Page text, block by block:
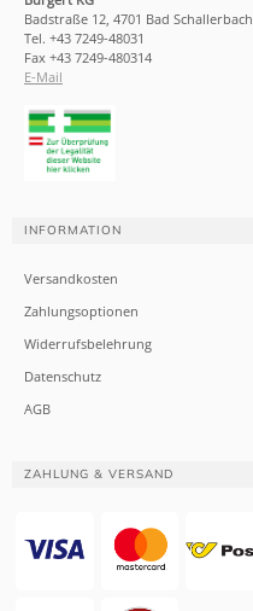
Badstraße 12, 4701 Bad Schallerbach
Tel. +43 7249-48031
Fax +43 7249-480314
E-Mail
INFORMATION
Versandkosten
Zahlungsoptionen
Widerrufsbelehrung
Datenschutz
AGB
ZAHLUNG & VERSAND